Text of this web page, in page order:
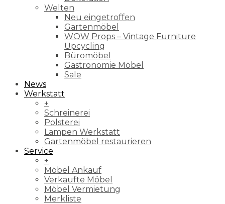
Welten
Neu eingetroffen
Gartenmöbel
WOW Props – Vintage Furniture
Upcycling
Büromöbel
Gastronomie Möbel
Sale
News
Werkstatt
+
Schreinerei
Polsterei
Lampen Werkstatt
Gartenmöbel restaurieren
Service
+
Möbel Ankauf
Verkaufte Möbel
Möbel Vermietung
Merkliste